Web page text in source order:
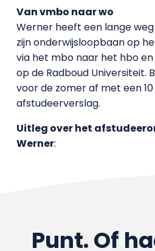
Van vmbo naar wo
Werner heeft een lange
zijn onderwijsloopbaan op
via het mbo naar het hbo
op de Radboud Universiteit.
voor de zomer af met een
afstudeerverslag.
Uitleg over het
Werner:
Punt. Of